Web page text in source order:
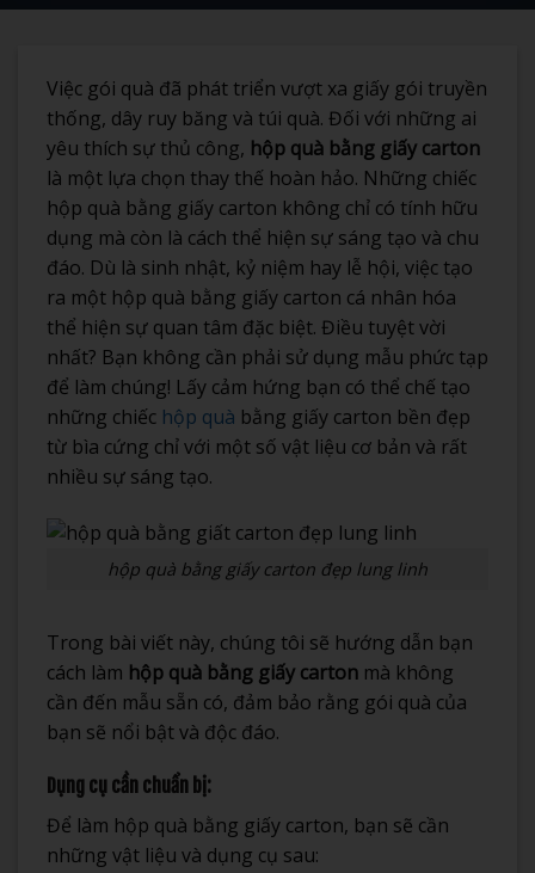
Việc gói quà đã phát triển vượt xa giấy gói truyền
thống, dây ruy băng và túi quà. Đối với những ai
yêu thích sự thủ công, hộp quà bằng giấy carton
là một lựa chọn thay thế hoàn hảo. Những chiếc
hộp quà bằng giấy carton không chỉ có tính hữu
dụng mà còn là cách thể hiện sự sáng tạo và chu
đáo. Dù là sinh nhật, kỷ niệm hay lễ hội, việc tạo
ra một hộp quà bằng giấy carton cá nhân hóa
thể hiện sự quan tâm đặc biệt. Điều tuyệt vời
nhất? Bạn không cần phải sử dụng mẫu phức tạp
để làm chúng! Lấy cảm hứng bạn có thể chế tạo
những chiếc hộp quà bằng giấy carton bền đẹp
từ bìa cứng chỉ với một số vật liệu cơ bản và rất
nhiều sự sáng tạo.
hộp quà bằng giấy carton đẹp lung linh
Trong bài viết này, chúng tôi sẽ hướng dẫn bạn
cách làm hộp quà bằng giấy carton mà không
cần đến mẫu sẵn có, đảm bảo rằng gói quà của
bạn sẽ nổi bật và độc đáo.
Dụng cụ cần chuẩn bị:
Để làm hộp quà bằng giấy carton, bạn sẽ cần
những vật liệu và dụng cụ sau: